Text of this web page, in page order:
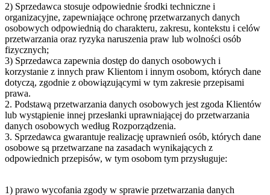
2) Sprzedawca stosuje odpowiednie środki techniczne i
organizacyjne, zapewniające ochronę przetwarzanych danych
osobowych odpowiednią do charakteru, zakresu, kontekstu i celów
przetwarzania oraz ryzyka naruszenia praw lub wolności osób
fizycznych;
3) Sprzedawca zapewnia dostęp do danych osobowych i
korzystanie z innych praw Klientom i innym osobom, których dane
dotyczą, zgodnie z obowiązującymi w tym zakresie przepisami
prawa.
2. Podstawą przetwarzania danych osobowych jest zgoda Klientów
lub wystąpienie innej przesłanki uprawniającej do przetwarzania
danych osobowych według Rozporządzenia.
3. Sprzedawca gwarantuje realizację uprawnień osób, których dane
osobowe są przetwarzane na zasadach wynikających z
odpowiednich przepisów, w tym osobom tym przysługuje:
1) prawo wycofania zgody w sprawie przetwarzania danych